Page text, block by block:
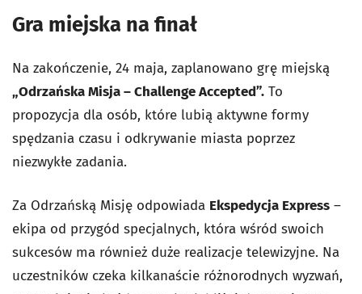
Gra miejska na finał
Na zakończenie, 24 maja, zaplanowano grę miejską
„Odrzańska Misja – Challenge Accepted”. To
propozycja dla osób, które lubią aktywne formy
spędzania czasu i odkrywanie miasta poprzez
niezwykłe zadania.
Za Odrzańską Misję odpowiada Ekspedycja Express –
ekipa od przygód specjalnych, która wśród swoich
sukcesów ma również duże realizacje telewizyjne. Na
uczestników czeka kilkanaście różnorodnych wyzwań,